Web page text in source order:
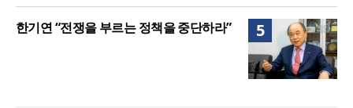
5
한기연 “전쟁을 부르는 정책을 중단하라”